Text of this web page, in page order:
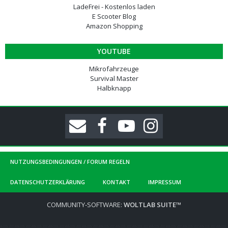
LadeFrei - Kostenlos laden
E Scooter Blog
Amazon Shopping
YOUTUBE
Mikrofahrzeuge
Survival Master
Halbknapp
NUTZUNGSBEDINGUNGEN / FORUM REGELN
DATENSCHUTZERKLÄRUNG KONTAKT IMPRESSUM
COMMUNITY-SOFTWARE: WOLTLAB SUITE™